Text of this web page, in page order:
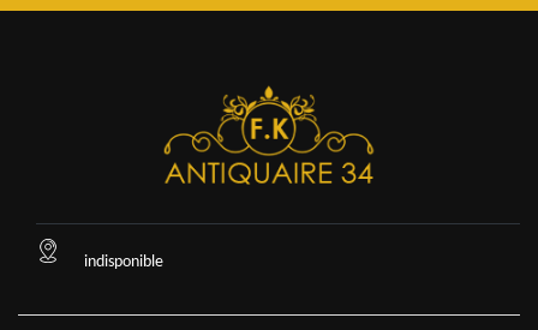
indisponible